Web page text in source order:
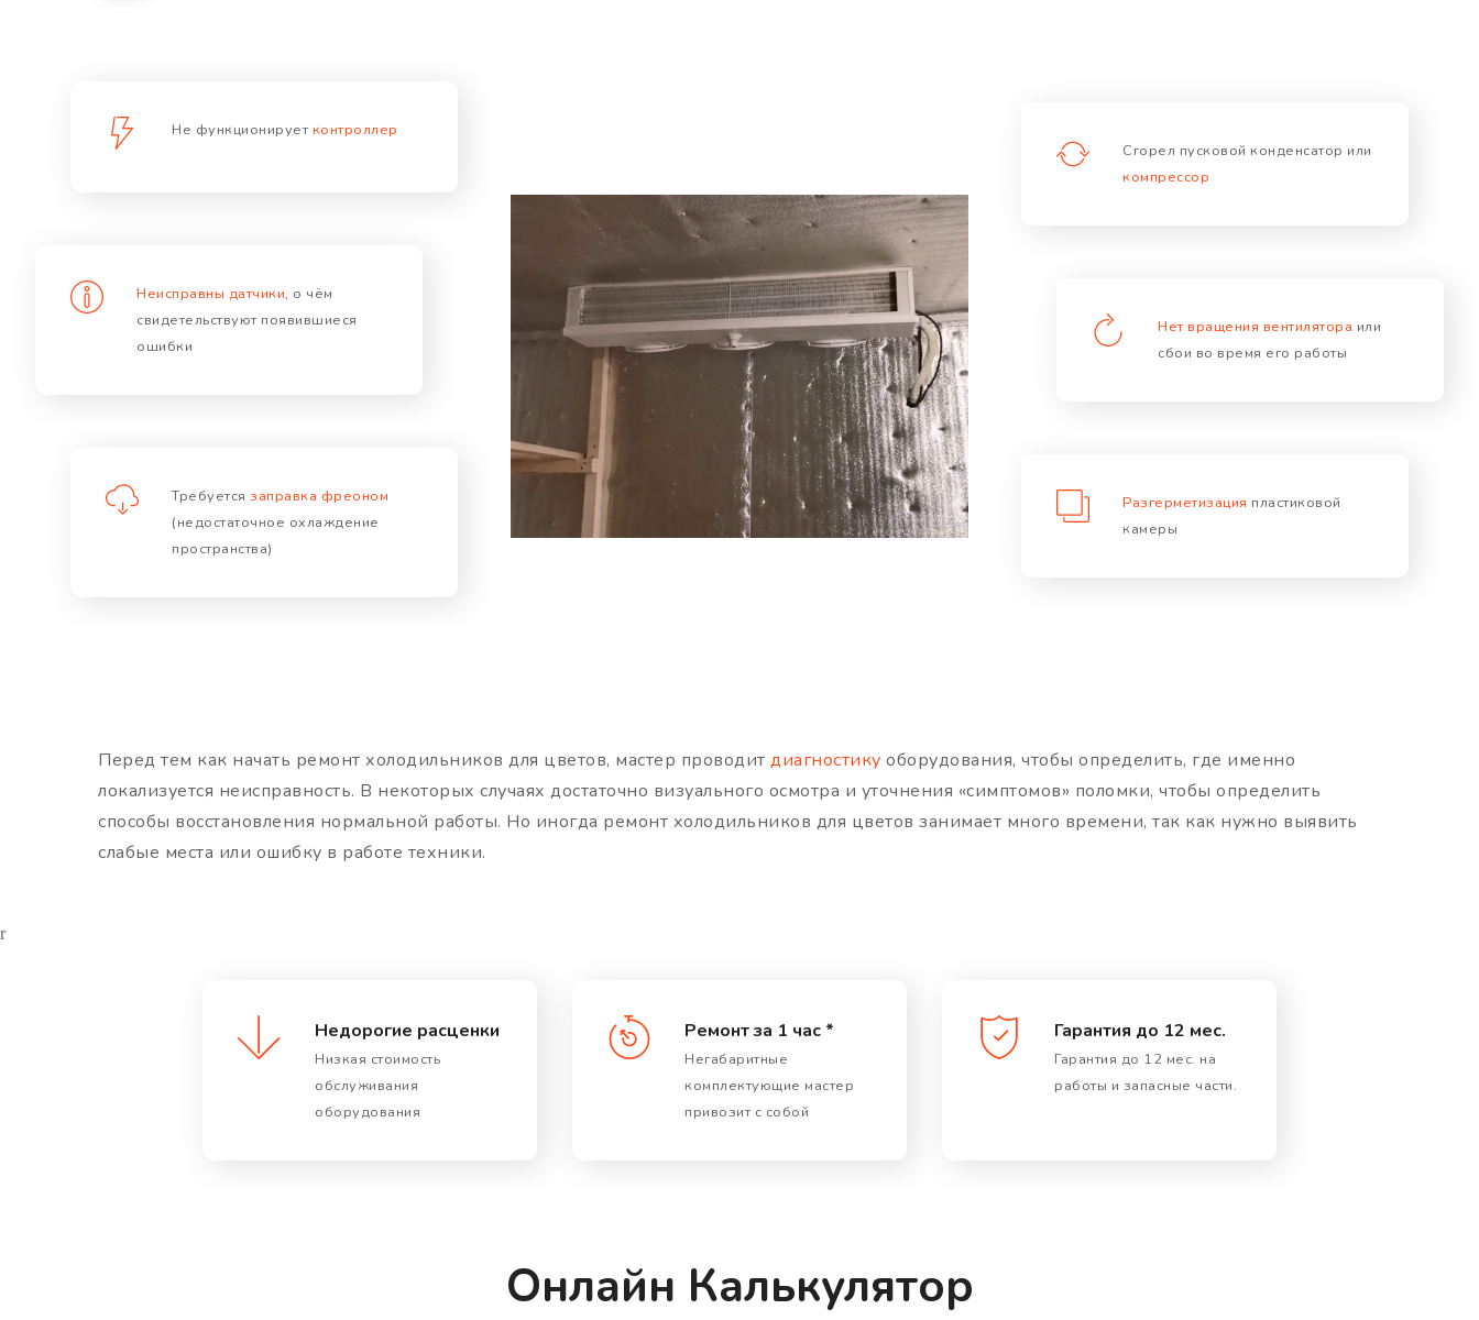
Не функционирует контроллер
Неисправны датчики, о чём
свидетельствуют появившиеся
ошибки
Требуется заправка фреоном
(недостаточное охлаждение
пространства)
Сгорел пусковой конденсатор или
компрессор
Нет вращения вентилятора или
сбои во время его работы
Разгерметизация пластиковой
камеры
Перед тем как начать ремонт холодильников для цветов, мастер проводит диагностику оборудования, чтобы определить, где именно
локализуется неисправность. В некоторых случаях достаточно визуального осмотра и уточнения «симптомов» поломки, чтобы определить
способы восстановления нормальной работы. Но иногда ремонт холодильников для цветов занимает много времени, так как нужно выявить
слабые места или ошибку в работе техники.
r
Недорогие расценки
Низкая стоимость
обслуживания
оборудования
Ремонт за 1 час *
Негабаритные
комплектующие мастер
привозит с собой
Гарантия до 12 мес.
Гарантия до 12 мес. на
работы и запасные части.
Онлайн Калькулятор